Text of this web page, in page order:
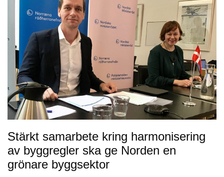
Stärkt samarbete kring harmonisering
av byggregler ska ge Norden en
grönare byggsektor